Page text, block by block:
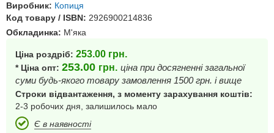
Виробник: Копиця
Код товару / ISBN: 2926900214836
Обкладинка: М'яка
Ціна роздріб: 253.00 грн.
* Ціна опт: 253.00 грн. ціна при досягненні загальної
суми будь-якого товару замовлення 1500 грн. і вище
Строки відвантаження, з моменту зарахування коштів:
2-3 робочих дня, залишилось мало
Є в наявності